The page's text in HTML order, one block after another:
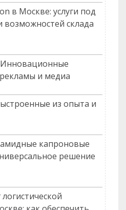
в Москве: услуги под
возможностей склада
и медиа
из опыта и
капроновые
решение